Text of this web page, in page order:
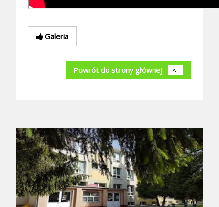
Galeria
Powrót do strony głównej <-